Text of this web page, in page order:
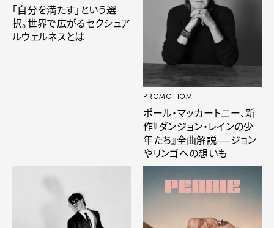
「自分を満たす」という選
択。世界で広がるセクシュア
ルウェルネスとは
PROMOTIOM
ポール・マッカートニー、新
作『ダンジョン・レインの少
年たち』全曲解説──ジョン
やリンゴへの想いも